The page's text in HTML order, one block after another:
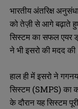
भारतीय अंतरिक्ष
को तेज़ी से आगे बढ़ाते
सिस्टम का सफल एयर
ने भी इसरो की मदद
हाल ही में इसरो ने
सिस्टम (SMPS) का
के दौरान यह सिस्टम